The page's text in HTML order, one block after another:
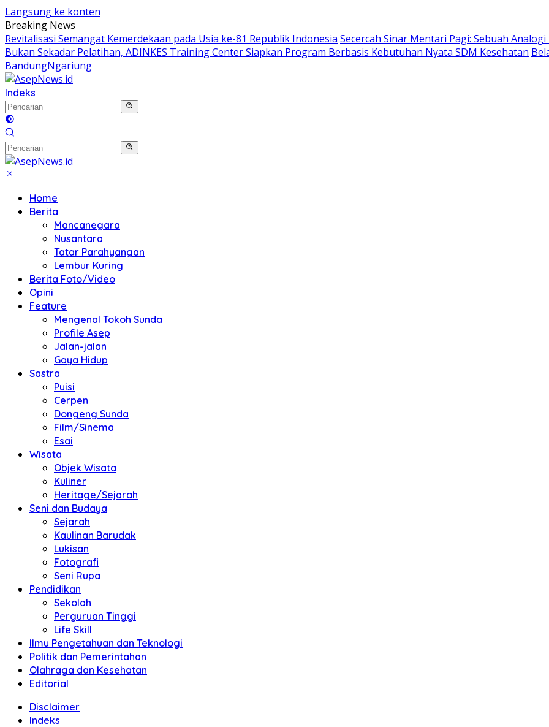
Langsung ke konten
Breaking News
Revitalisasi Semangat Kemerdekaan pada Usia ke-81 Republik Indonesia Secercah Sinar Mentari Pagi: Sebuah
Bukan Sekadar Pelatihan, ADINKES Training Center Siapkan Program Berbasis Kebutuhan Nyata SDM Kesehatan
BandungNgariung
Indeks
Home
Berita
Mancanegara
Nusantara
Tatar Parahyangan
Lembur Kuring
Berita Foto/Video
Opini
Feature
Mengenal Tokoh Sunda
Profile Asep
Jalan-jalan
Gaya Hidup
Sastra
Puisi
Cerpen
Dongeng Sunda
Film/Sinema
Esai
Wisata
Objek Wisata
Kuliner
Heritage/Sejarah
Seni dan Budaya
Sejarah
Kaulinan Barudak
Lukisan
Fotografi
Seni Rupa
Pendidikan
Sekolah
Perguruan Tinggi
Life Skill
Ilmu Pengetahuan dan Teknologi
Politik dan Pemerintahan
Olahraga dan Kesehatan
Editorial
Disclaimer
Indeks